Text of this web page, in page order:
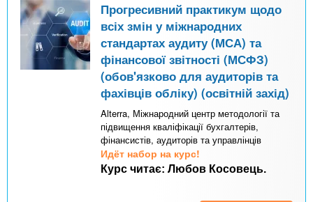
Прогресивний практикум щодо
всіх змін у міжнародних
стандартах аудиту (МСА) та
фінансової звітності (МСФЗ)
(обов'язково для аудиторів та
фахівців обліку) (освітній захід)
Alterra, Міжнародний центр методології та
підвищення кваліфікації бухгалтерів,
фінансистів, аудиторів та управлінців
Идёт набор на курс!
Курс читає: Любов Косовець.